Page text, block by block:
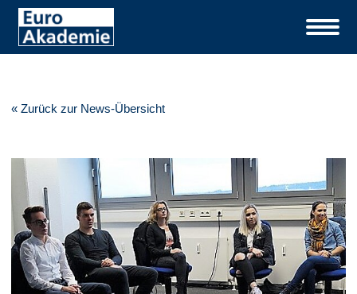
« Zurück zur News-Übersicht